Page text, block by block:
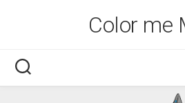
Color me